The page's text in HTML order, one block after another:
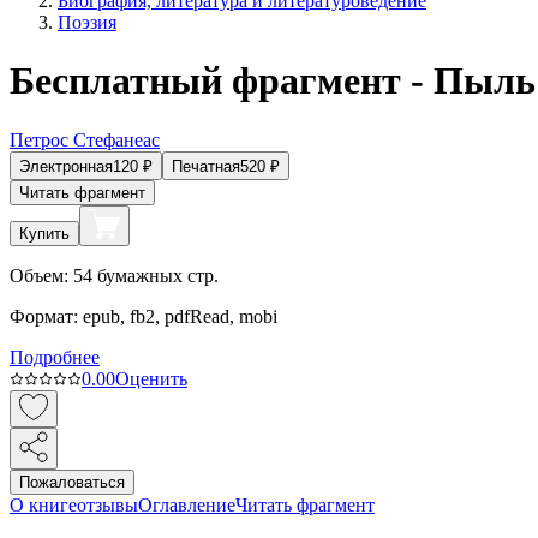
Поэзия
Бесплатный фрагмент - Пыль
Петрос Стефанеас
Электронная120 ₽ Печатная520 ₽
Читать фрагмент
Купить
Объем: 54 бумажных стр.
Формат: epub, fb2, pdfRead, mobi
Подробнее
0.00Оценить
Пожаловаться
О книгеотзывыОглавлениеЧитать фрагмент